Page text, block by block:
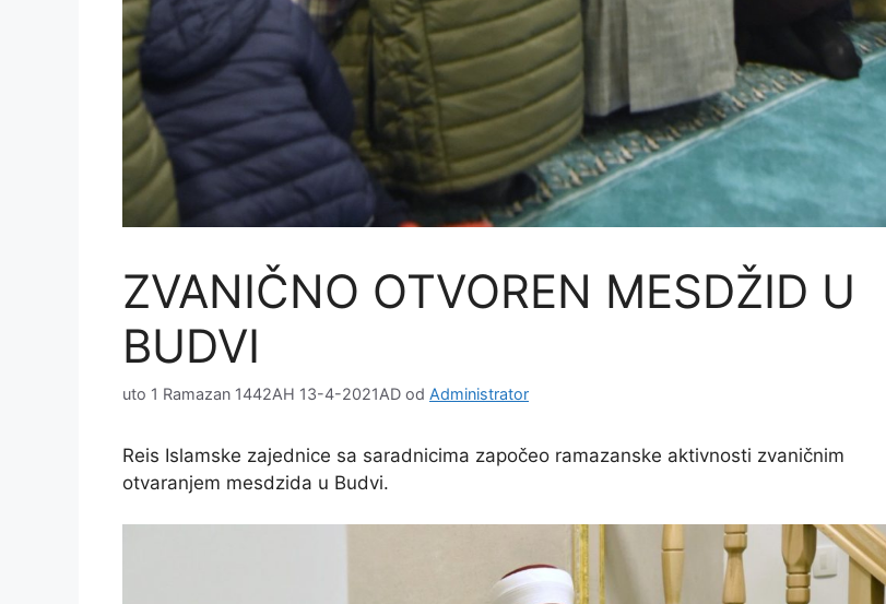
ZVANIČNO OTVOREN MESDŽID U
BUDVI
uto 1 Ramazan 1442AH 13-4-2021AD od Administrator
Reis Islamske zajednice sa saradnicima započeo ramazanske aktivnosti zvaničnim
otvaranjem mesdzida u Budvi.